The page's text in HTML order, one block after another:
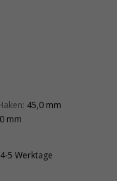
45,0 mm
mm
4-5 Werktage